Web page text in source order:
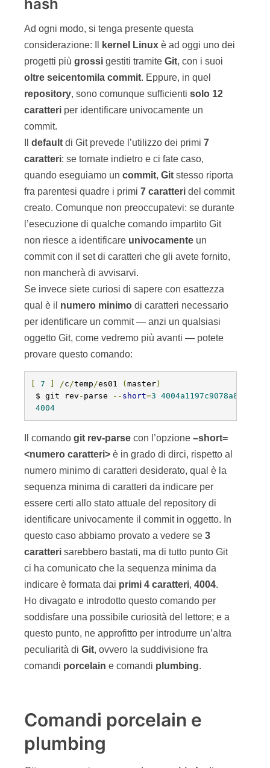
hash
Ad ogni modo, si tenga presente questa
considerazione: Il
kernel Linux è ad oggi uno dei
progetti più grossi gestiti tramite Git, con i suoi
oltre seicentomila commit. Eppure, in quel
repository, sono comunque sufficienti solo 12
caratteri per identificare univocamente un
commit.
default di Git prevede l’utilizzo dei primi 7
caratteri: se tornate indietro e ci fate caso,
quando eseguiamo un commit, Git stesso riporta
fra parentesi quadre i primi 7 caratteri del commit
creato. Comunque non preoccupatevi: se durante
l’esecuzione di qualche comando impartito Git
non riesce a identificare univocamente un
commit con il set di caratteri che gli avete fornito,
non mancherà di avvisarvi.
Se invece siete curiosi di sapere con esattezza
qual è il numero minimo di caratteri necessario
per identificare un commit — anzi un qualsiasi
oggetto Git, come vedremo più avanti — potete
provare questo comando:
7 /c/temp/es01 ( master)
$ git rev - parse -- short=3
4004
Il comando git rev-parse con l’opzione –short=
<numero caratteri> è in grado di dirci, rispetto al
numero minimo di caratteri desiderato, qual è la
sequenza minima di caratteri da indicare per
essere certi allo stato attuale del repository di
identificare univocamente il commit in oggetto. In
questo caso abbiamo provato a vedere se 3
caratteri sarebbero bastati, ma di tutto punto Git
ci ha comunicato che la sequenza minima da
indicare è formata dai primi 4 caratteri, 4004.
Ho divagato e introdotto questo comando per
soddisfare una possibile curiosità del lettore; e a
questo punto, ne approfitto per introdurre un’altra
peculiarità di Git, ovvero la suddivisione fra
comandi porcelain e comandi plumbing.
Comandi porcelain e
plumbing